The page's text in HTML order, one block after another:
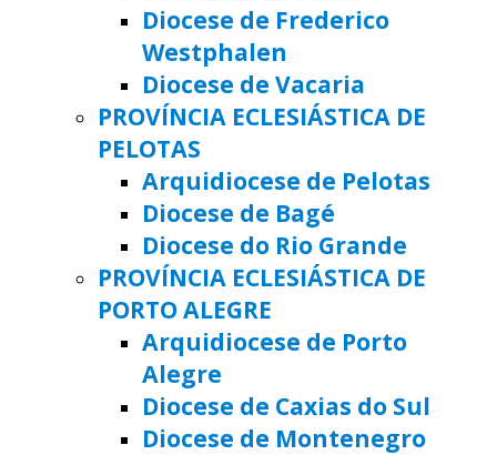
Diocese de Frederico
Westphalen
Diocese de Vacaria
PROVÍNCIA ECLESIÁSTICA DE
PELOTAS
Arquidiocese de Pelotas
Diocese de Bagé
Diocese do Rio Grande
PROVÍNCIA ECLESIÁSTICA DE
PORTO ALEGRE
Arquidiocese de Porto
Alegre
Diocese de Caxias do Sul
Diocese de Montenegro